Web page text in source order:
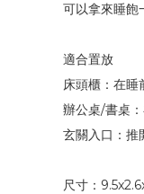
可以拿來睡飽
適合置放
床頭櫃：在睡
辦公桌/書桌
玄關入口：推
尺寸：